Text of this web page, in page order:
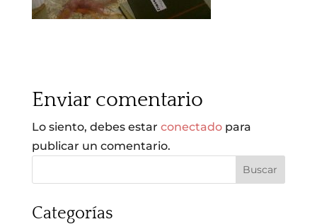
Enviar comentario
Lo siento, debes estar conectadopara
publicar un comentario.
Categorías